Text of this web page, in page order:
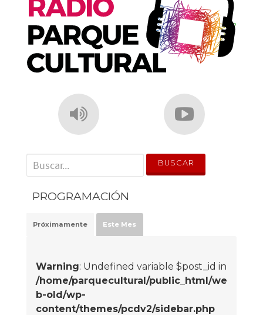
' . __('Search for:') . '
PROGRAMACIÓN
Próximamente Este Mes
Warning: Undefined variable $post_id in
/home/parquecultural/public_html/we
b-old/wp-
content/themes/pcdv2/sidebar.php